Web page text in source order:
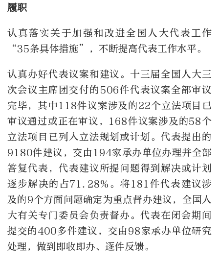
履职
认真落实关于加强和改进全国人大代表工作
“35条具体措施”，不断提高代表工作水平。
认真办好代表议案和建议。十三届全国人大三
次会议主席团交付的506件代表议案全部审议
完毕，其中118件议案涉及的22个立法项目已
审议通过或正在审议，168件议案涉及的58个
立法项目已列入立法规划或计划。代表提出的
9180件建议，交由194家承办单位办理并全部
答复代表，代表建议所提问题得到解决或计划
逐步解决的占71.28%。将181件代表建议涉
及的9个方面问题确定为重点督办建议，全国人
大有关专门委员会负责督办。代表在闭会期间
提交的400多件建议，交由98家承办单位研究
处理，做到即收即办、逐件反馈。